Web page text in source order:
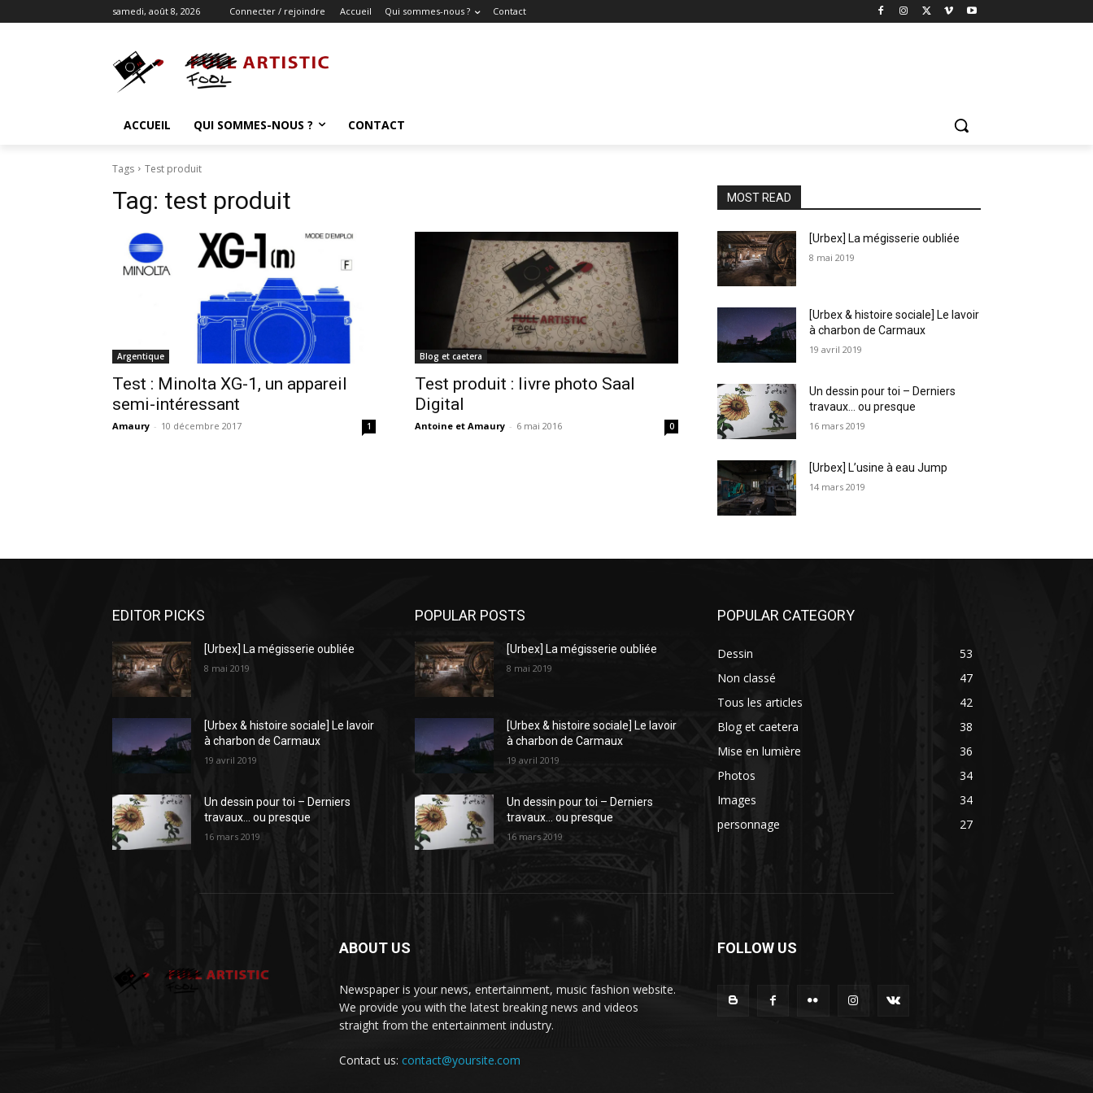
samedi, août 8, 2026 Connecter / rejoindre Accueil Qui sommes-nous ? Contact
ACCUEIL QUI SOMMES-NOUS ? CONTACT
Tags Test produit
Tag: test produit
Argentique
Test : Minolta XG-1, un appareil
semi-intéressant
Amaury - 10 décembre 2017 1
Blog et caetera
Test produit : livre photo Saal
Digital
Antoine et Amaury - 6 mai 2016 0
MOST READ
[Urbex] La mégisserie oubliée
8 mai 2019
[Urbex & histoire sociale] Le lavoir
à charbon de Carmaux
19 avril 2019
Un dessin pour toi – Derniers
travaux… ou presque
16 mars 2019
[Urbex] L’usine à eau Jump
14 mars 2019
EDITOR PICKS
[Urbex] La mégisserie oubliée
8 mai 2019
[Urbex & histoire sociale] Le lavoir
à charbon de Carmaux
19 avril 2019
Un dessin pour toi – Derniers
travaux… ou presque
16 mars 2019
POPULAR POSTS
[Urbex] La mégisserie oubliée
8 mai 2019
[Urbex & histoire sociale] Le lavoir
à charbon de Carmaux
19 avril 2019
Un dessin pour toi – Derniers
travaux… ou presque
16 mars 2019
POPULAR CATEGORY
Dessin
53
Non classé
47
Tous les articles
42
Blog et caetera
38
Mise en lumière
36
Photos
34
Images
34
personnage
27
ABOUT US
Newspaper is your news, entertainment, music fashion website.
We provide you with the latest breaking news and videos
straight from the entertainment industry.
Contact us: contact@yoursite.com
FOLLOW US